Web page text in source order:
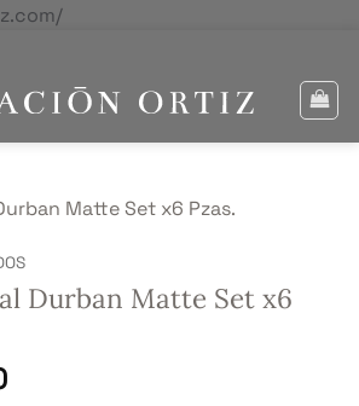
Saltar
Durban Matte Set x6